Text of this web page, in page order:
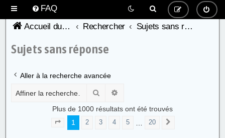
FAQ
Accueil du forum de l'AFC
Rechercher Sujets sans réponse
Sujets sans réponse
Aller à la recherche avancée
Rechercher
Plus de 1000 résultats ont été trouvés
Page sur 20
1 2 3 4 5 20